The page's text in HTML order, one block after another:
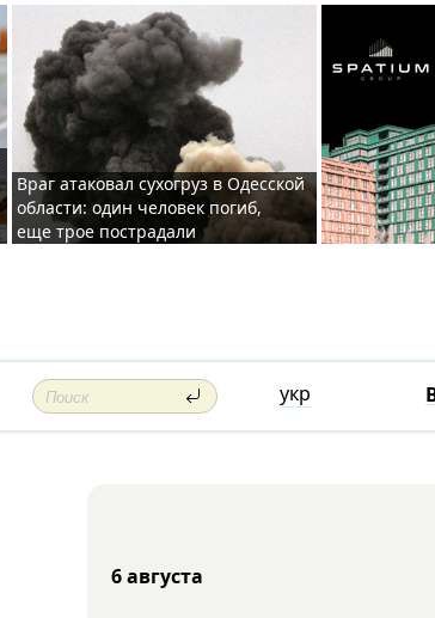
Враг атаковал сухогруз в Одесской
области: один человек погиб,
еще трое пострадали
укр
6 августа